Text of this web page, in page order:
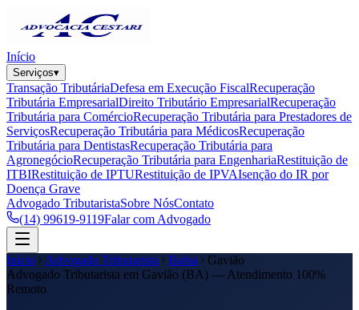
Início
Serviços▾
Transação TributáriaDefesa em Execução FiscalRecuperação
Tributária EmpresarialDireito Tributário EmpresarialRecuperação
Tributária para ComércioRecuperação Tributária para Prestadores de
ServiçosRecuperação Tributária para MédicosRecuperação
Tributária para DentistasRecuperação Tributária para
AgronegócioRecuperação Tributária para EngenhariaRestituição de
ITBIRestituição de IPTURestituição de IPVAIsenção do IR por
Doença Grave
Advogado TributaristaSobre NósContato
(14) 99619-9119Falar com Advogado
Início Advogado Tributarista Bahia
Gavião
Advogado Tributarista em Gavião (BA) — Atendimento 100%
Remoto